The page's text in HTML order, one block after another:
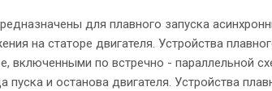
для плавного запуска
на статоре двигателя. Устройства
по встречно - параллельной
и останова двигателя. Устройства